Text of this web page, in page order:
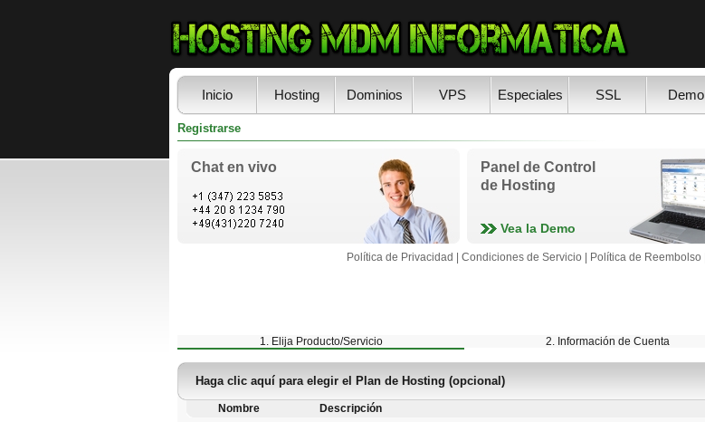
Inicio Hosting Dominios VPS Especiales SSL Demo
Registrarse
Chat en vivo
Panel de Control
de Hosting
Vea la Demo